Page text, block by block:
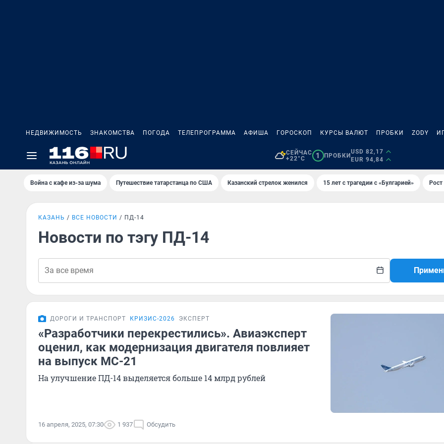
НЕДВИЖИМОСТЬ ЗНАКОМСТВА ПОГОДА ТЕЛЕПРОГРАММА АФИША ГОРОСКОП КУРСЫ ВАЛЮТ ПРОБКИ ZODY
СЕЙЧАС
+22°C
1 ПРОБКИ
USD 82,17
EUR 94,84
Война с кафе из-за шума Путешествие татарстанца по США Казанский стрелок женился 15 лет с трагедии с «Булгарией»
КАЗАНЬ ВСЕ НОВОСТИ ПД-14
Новости по тэгу ПД-14
ДОРОГИ И ТРАНСПОРТ КРИЗИС-2026 ЭКСПЕРТ
«Разработчики перекрестились». Авиаэксперт
оценил, как модернизация двигателя повлияет
на выпуск МС-21
На улучшение ПД-14 выделяется больше 14 млрд рублей
16 апреля, 2025, 07:30 1 937 Обсудить